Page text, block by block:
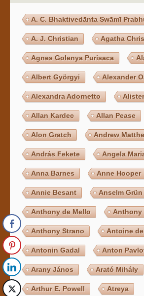
A. C. Bhaktivedānta Swāmī
A. J. Christian Agatha
Agnes Golenya Purisaca
Albert Györgyi Alexander
Alexandra Adornetto
Allan Kardec Allan Pease
Alon Gratch Andrew
András Fekete Angela
Anna Barnes Anne Hooper
Annie Besant Anselm Grün
Anthony de Mello Anthony
Anthony Strano Antoine
Antonin Gadal Anton
Arany János Arató Mihály
Arthur E. Powell Atreya